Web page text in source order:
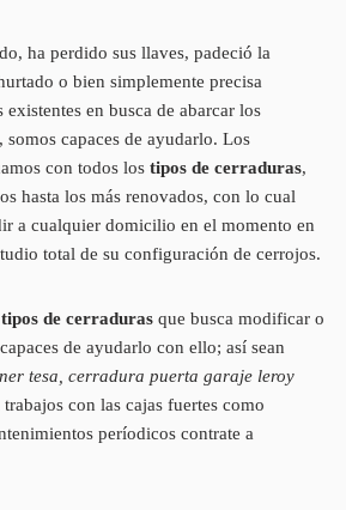
ha perdido sus llaves, padeció la
o bien simplemente precisa
existentes en busca de abarcar los
somos capaces de ayudarlo. Los
con todos los tipos de cerraduras,
hasta los más renovados, con lo cual
a cualquier domicilio en el momento en
total de su configuración de cerrojos.
tipos de cerraduras que busca modificar o
de ayudarlo con ello; así sean
tesa, cerradura puerta garaje leroy
con las cajas fuertes como
períodicos contrate a